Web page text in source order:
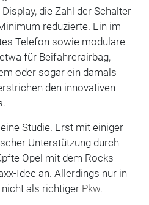
die Zahl der Schalter
reduzierte. Ein im
Telefon sowie modulare
für Beifahrerairbag,
oder sogar ein damals
den innovativen
Studie. Erst mit einiger
Unterstützung durch
Opel mit dem Rocks
Idee an. Allerdings nur in
als richtiger Pkw.